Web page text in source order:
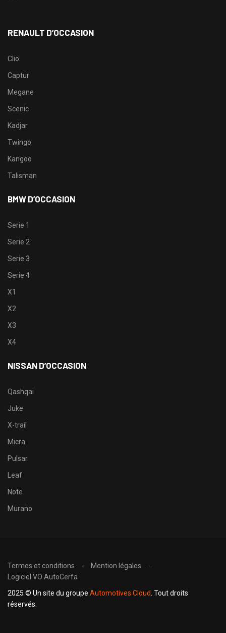
RENAULT D’OCCASION
Clio
Captur
Megane
Scenic
Kadjar
Twingo
Kangoo
Talisman
BMW D’OCCASION
Serie 1
Serie 2
Serie 3
Serie 4
X1
X2
X3
X4
NISSAN D’OCCASION
Qashqai
Juke
X-trail
Micra
Pulsar
Leaf
Note
Murano
Termes et conditions
Mention légales
Logiciel VO AutoCerfa
2025 © Un site du groupe Automotives Cloud . Tout droits
réservés.